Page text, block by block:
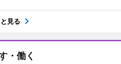
見る
・働く